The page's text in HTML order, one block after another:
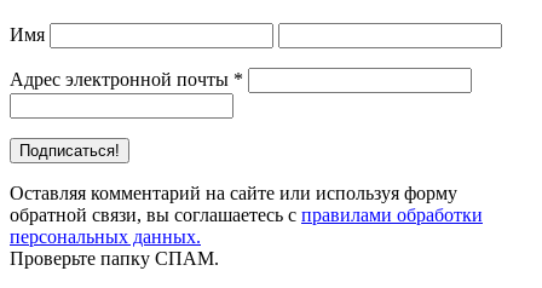
Имя
Адрес электронной почты *
Оставляя комментарий на сайте или используя форму
обратной связи, вы соглашаетесь с правилами обработки
персональных данных.
Проверьте папку СПАМ.